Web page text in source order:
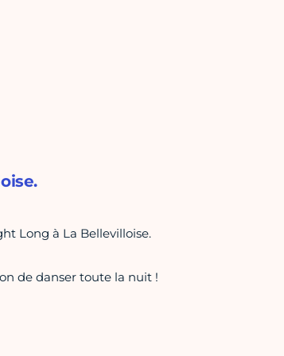
Long à La Bellevilloise.
de danser toute la nuit !